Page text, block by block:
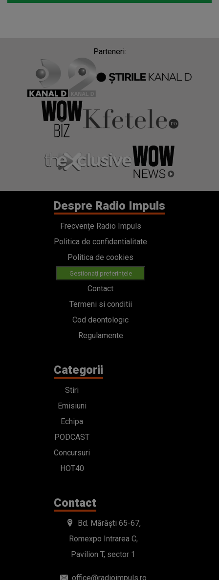
Parteneri:
Despre Radio Impuls
Frecvențe Radio Impuls
Politica de confidentialitate
Politica de cookies
Gestionați preferințele
Contact
Termeni si conditii
Cod deontologic
Regulamente
Categorii
Stiri
Emisiuni
Echipa
PODCAST
Concursuri
HOT40
Contact
Bd. Mărăști 65-67,
Romexpo Intrarea C,
Pavilion T, sector 1
office@radioimpuls.ro